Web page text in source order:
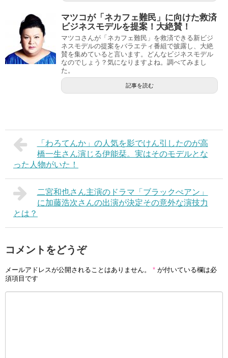
マツコが「ネカフェ難民」に向けた救済
ビジネスモデルを提案！大絶賛！
マツコさんが「ネカフェ難民」を救済できる新ビジ
ネスモデルの提案をバラエティ番組で披露し、大絶
賛を集めていると言います。どんなビジネスモデル
なのでしょう？気になりますよね。調べてみまし
た。
記事を読む
「わろてんか」の人気を影でけん引したのが高
橋一生さん演じる伊能栞。実はそのモデルとな
った人物がいた！
二宮和也さん主演のドラマ「ブラックぺアン」
に加藤浩次さんの出演が決定その意外な演技力
とは？
コメントをどうぞ
メールアドレスが公開されることはありません。 * が付いている欄は必
須項目です